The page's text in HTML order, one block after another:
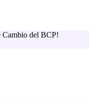
Cambio del BCP!